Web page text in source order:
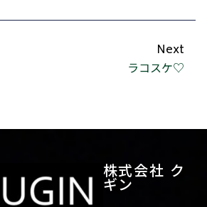
Next
ラコスケ♡
株式会社 ク
ギン